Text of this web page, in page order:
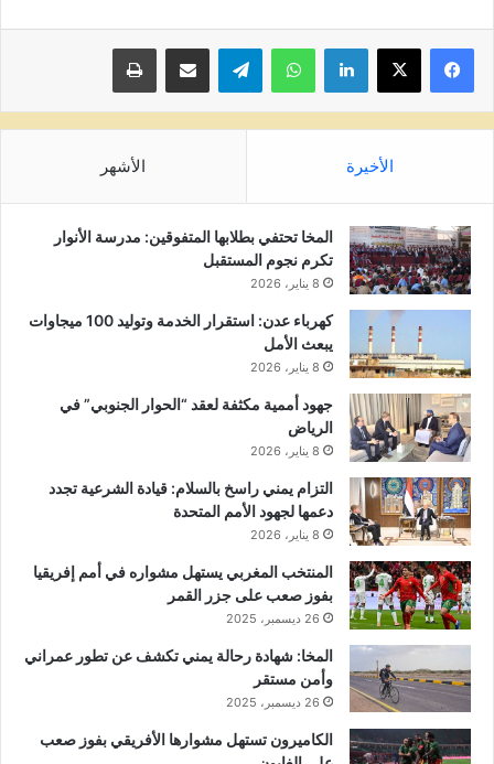
لينكدإن واتساب تيلقرام مشاركة عبر البريد طباعة
الأخيرة الأشهر
المخا تحتفي بطلابها المتفوقين: مدرسة الأنوار
تكرم نجوم المستقبل
8 يناير، 2026
كهرباء عدن: استقرار الخدمة وتوليد 100 ميجاوات
يبعث الأمل
8 يناير، 2026
جهود أممية مكثفة لعقد “الحوار الجنوبي” في
الرياض
8 يناير، 2026
التزام يمني راسخ بالسلام: قيادة الشرعية تجدد
دعمها لجهود الأمم المتحدة
8 يناير، 2026
المنتخب المغربي يستهل مشواره في أمم إفريقيا
بفوز صعب على جزر القمر
26 ديسمبر، 2025
المخا: شهادة رحالة يمني تكشف عن تطور عمراني
وأمن مستقر
26 ديسمبر، 2025
الكاميرون تستهل مشوارها الأفريقي بفوز صعب